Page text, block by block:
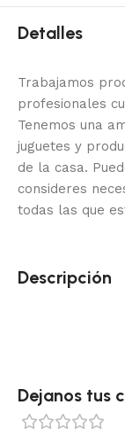
Detalles
Trabajamos
profesionales
Tenemos una
juguetes y
de la casa.
consideres
todas las que
Descripción
Dejanos tus